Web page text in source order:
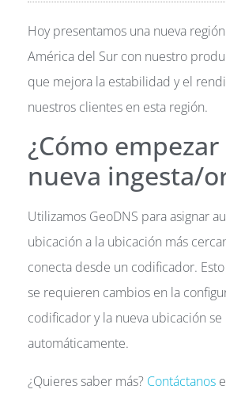
Hoy presentamos una nueva
América del Sur con nuestro
que mejora la estabilidad y el
nuestros clientes en esta región.
¿Cómo
nueva ingesta/
Utilizamos GeoDNS para asignar
ubicación a la ubicación más
conecta desde un codificador.
se requieren cambios en la
codificador y la nueva ubicación
automáticamente.
¿Quieres saber más? Contáctanos